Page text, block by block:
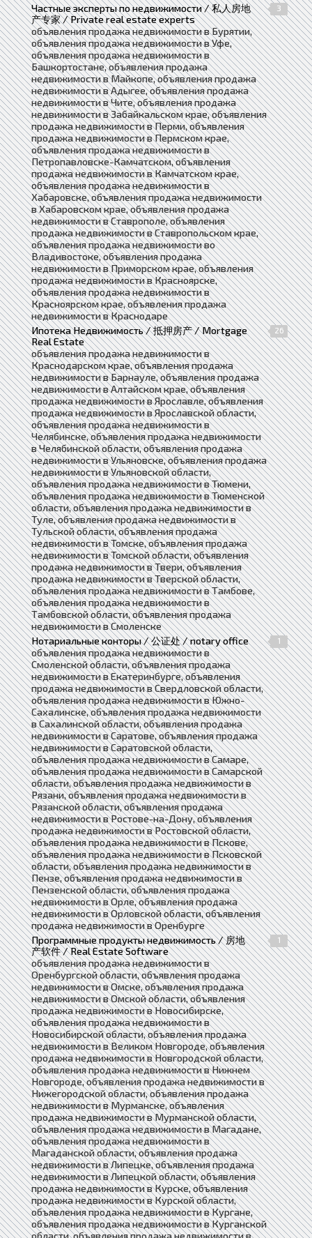
Частные эксперты по недвижимости / 私人房地
产专家 / Private real estate experts
3
объявления продажа недвижимости в Бурятии,
объявления продажа недвижимости в Уфе,
объявления продажа недвижимости в
Башкортостане, объявления продажа
недвижимости в Майкопе, объявления продажа
недвижимости в Адыгее, объявления продажа
недвижимости в Чите, объявления продажа
недвижимости в Забайкальском крае, объявления
продажа недвижимости в Перми, объявления
продажа недвижимости в Пермском крае,
объявления продажа недвижимости в
Петропавловске-Камчатском, объявления
продажа недвижимости в Камчатском крае,
объявления продажа недвижимости в
Хабаровске, объявления продажа недвижимости
в Хабаровском крае, объявления продажа
недвижимости в Ставрополе, объявления
продажа недвижимости в Ставропольском крае,
объявления продажа недвижимости во
Владивостоке, объявления продажа
недвижимости в Приморском крае, объявления
продажа недвижимости в Красноярске,
объявления продажа недвижимости в
Красноярском крае, объявления продажа
недвижимости в Краснодаре
Ипотека Недвижимость / 抵押房产 / Mortgage
Real Estate
26
объявления продажа недвижимости в
Краснодарском крае, объявления продажа
недвижимости в Барнауле, объявления продажа
недвижимости в Алтайском крае, объявления
продажа недвижимости в Ярославле, объявления
продажа недвижимости в Ярославской области,
объявления продажа недвижимости в
Челябинске, объявления продажа недвижимости
в Челябинской области, объявления продажа
недвижимости в Ульяновске, объявления продажа
недвижимости в Ульяновской области,
объявления продажа недвижимости в Тюмени,
объявления продажа недвижимости в Тюменской
области, объявления продажа недвижимости в
Туле, объявления продажа недвижимости в
Тульской области, объявления продажа
недвижимости в Томске, объявления продажа
недвижимости в Томской области, объявления
продажа недвижимости в Твери, объявления
продажа недвижимости в Тверской области,
объявления продажа недвижимости в Тамбове,
объявления продажа недвижимости в
Тамбовской области, объявления продажа
недвижимости в Смоленске
Нотариальные конторы / 公证处 / notary office
1
объявления продажа недвижимости в
Смоленской области, объявления продажа
недвижимости в Екатеринбурге, объявления
продажа недвижимости в Свердловской области,
объявления продажа недвижимости в Южно-
Сахалинске, объявления продажа недвижимости
в Сахалинской области, объявления продажа
недвижимости в Саратове, объявления продажа
недвижимости в Саратовской области,
объявления продажа недвижимости в Самаре,
объявления продажа недвижимости в Самарской
области, объявления продажа недвижимости в
Рязани, объявления продажа недвижимости в
Рязанской области, объявления продажа
недвижимости в Ростове-на-Дону, объявления
продажа недвижимости в Ростовской области,
объявления продажа недвижимости в Пскове,
объявления продажа недвижимости в Псковской
области, объявления продажа недвижимости в
Пензе, объявления продажа недвижимости в
Пензенской области, объявления продажа
недвижимости в Орле, объявления продажа
недвижимости в Орловской области, объявления
продажа недвижимости в Оренбурге
Программные продукты недвижимость / 房地
产软件 / Real Estate Software
1
объявления продажа недвижимости в
Оренбургской области, объявления продажа
недвижимости в Омске, объявления продажа
недвижимости в Омской области, объявления
продажа недвижимости в Новосибирске,
объявления продажа недвижимости в
Новосибирской области, объявления продажа
недвижимости в Великом Новгороде, объявления
продажа недвижимости в Новгородской области,
объявления продажа недвижимости в Нижнем
Новгороде, объявления продажа недвижимости в
Нижегородской области, объявления продажа
недвижимости в Мурманске, объявления
продажа недвижимости в Мурманской области,
объявления продажа недвижимости в Магадане,
объявления продажа недвижимости в
Магаданской области, объявления продажа
недвижимости в Липецке, объявления продажа
недвижимости в Липецкой области, объявления
продажа недвижимости в Курске, объявления
продажа недвижимости в Курской области,
объявления продажа недвижимости в Кургане,
объявления продажа недвижимости в Курганской
области, объявления продажа недвижимости в